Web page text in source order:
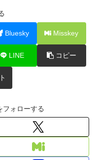
Bluesky Misskey
LINE コピー
フォローする